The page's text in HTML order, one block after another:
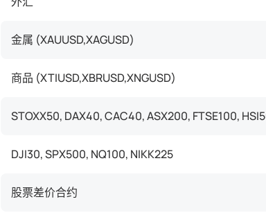
金属 (XAUUSD,XAGUSD)
商品 (XTIUSD,XBRUSD,XNGUSD)
STOXX50, DAX40, CAC40, ASX200, FTSE100,
DJI30, SPX500, NQ100, NIKK225
股票差价合约